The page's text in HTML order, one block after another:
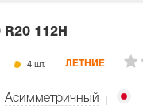
112H
4 шт. ЛЕТНИЕ
Асимметричный